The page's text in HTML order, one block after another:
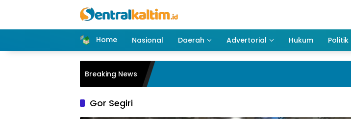
Home
Nasional Daerah Advertorial Hukum Politik
Breaking News
Gor Segiri